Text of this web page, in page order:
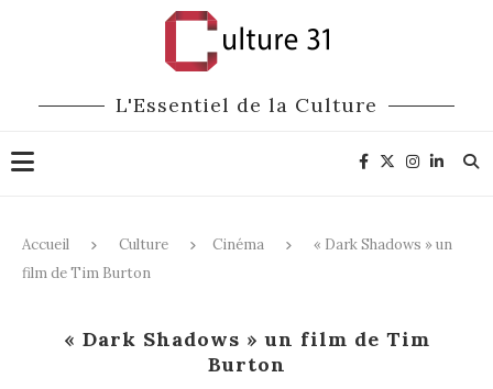
L'Essentiel de la Culture
Accueil Culture Cinéma
« Dark Shadows » un
film de Tim Burton
« Dark Shadows » un film de Tim
Burton